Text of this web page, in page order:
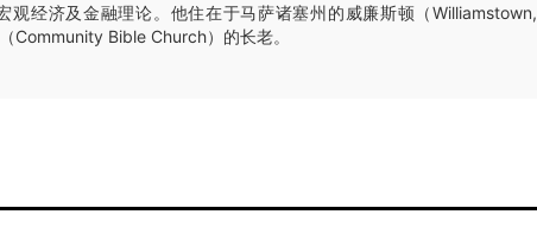
观经济及金融理论。他住在于马萨诸塞州的威廉斯顿（Williamstown,
Community Bible Church）的长老。